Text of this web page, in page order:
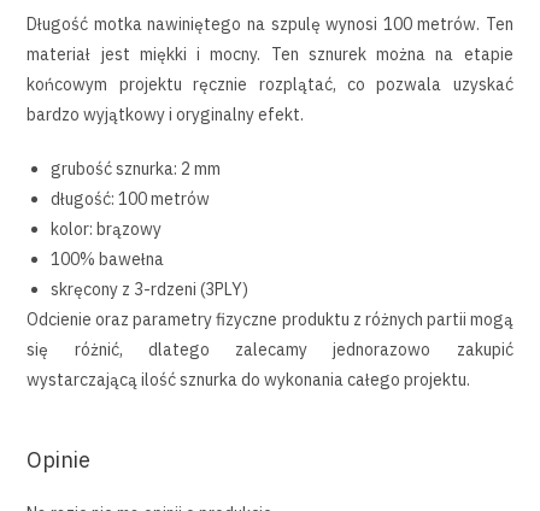
Długość motka nawiniętego na szpulę wynosi 100 metrów. Ten
materiał jest miękki i mocny. Ten sznurek można na etapie
końcowym projektu ręcznie rozplątać, co pozwala uzyskać
bardzo wyjątkowy i oryginalny efekt.
grubość sznurka: 2 mm
długość: 100 metrów
kolor: brązowy
100% bawełna
skręcony z 3-rdzeni (3PLY)
Odcienie oraz parametry fizyczne produktu z różnych partii mogą
się różnić, dlatego zalecamy jednorazowo zakupić
wystarczającą ilość sznurka do wykonania całego projektu.
Opinie